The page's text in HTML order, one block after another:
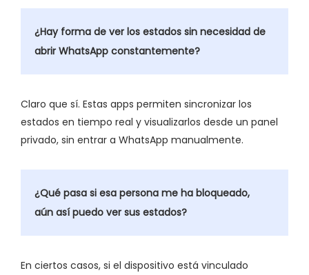
¿Hay forma de ver los estados sin necesidad de
abrir WhatsApp constantemente?
Claro que sí. Estas apps permiten sincronizar los
estados en tiempo real y visualizarlos desde un panel
privado, sin entrar a WhatsApp manualmente.
¿Qué pasa si esa persona me ha bloqueado,
aún así puedo ver sus estados?
En ciertos casos, si el dispositivo está vinculado